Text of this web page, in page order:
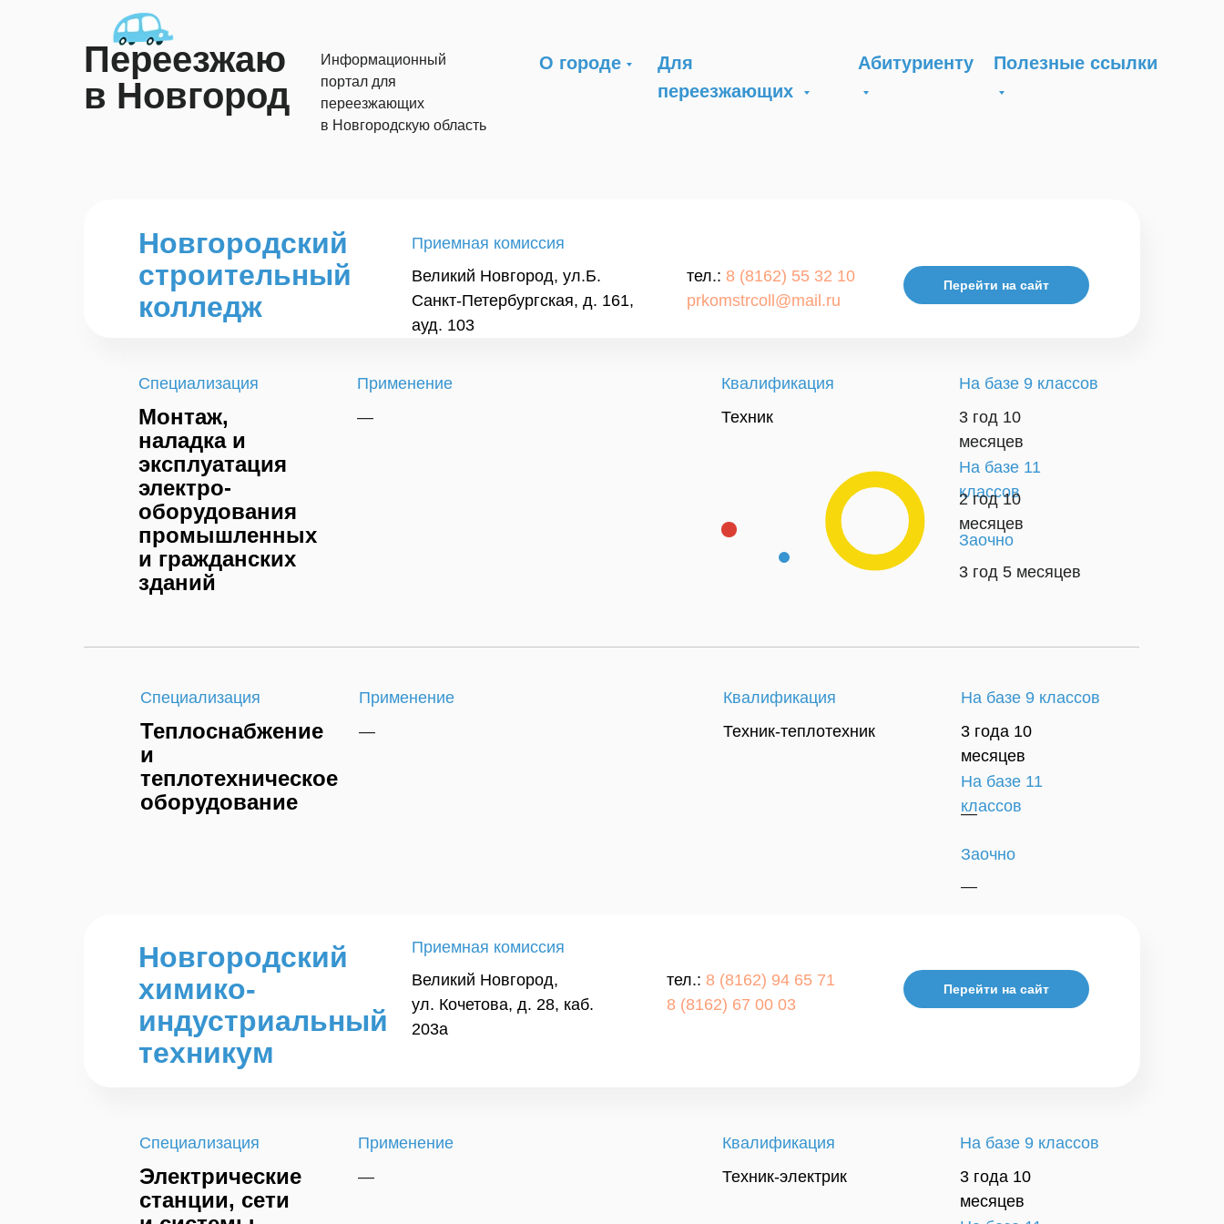
Переезжаю
в Новгород
Информационный
портал для
переезжающих
в Новгородскую область
О городе
Для
переезжающих
Абитуриенту Полезные ссылки
Как
добраться
—
Монтаж,
наладка и
эксплуатация
электро-
оборудования
промышленных
и гражданских
зданий
Специализация Применение
Квалификация
Техник
На базе 9 классов
3 год 10
месяцев
На базе 11
классов
2 год 10
месяцев
Заочно
3 год 5 месяцев
—
Теплоснабжение
и
теплотехническое
оборудование
Специализация Применение
Квалификация
Техник-теплотехник
На базе 9 классов
3 года 10
месяцев
На базе 11
классов
—
Заочно
—
Новгородский
строительный
колледж
Великий Новгород, ул.Б.
Санкт-Петербургская, д. 161,
ауд. 103
Приемная комиссия
тел.: 8 (8162) 55 32 10
prkomstrcoll@mail.ru
Новгородский
химико-
индустриальный
техникум
Великий Новгород,
ул. Кочетова, д. 28, каб.
203a
Приемная комиссия
тел.: 8 (8162) 94 65 71
8 (8162) 67 00 03
Перейти на сайт
—
Электрические
станции, сети
Специализация Применение
Квалификация
Техник-электрик
На базе 9 классов
3 года 10
месяцев
Перейти на сайт
+7 (960) 206 60 55